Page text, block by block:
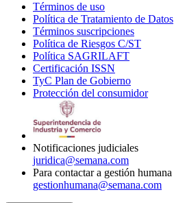
Términos de uso
in
new
window
Política de Tratamiento de Datos
Términos suscripciones
in
Política de Riesgos C/ST
Política SAGRILAFT
new
window
Certificación ISSN
in
new
TyC Plan de Gobierno
in
Protección del consumidorOpens
Notificaciones judiciales
juridica@semana.com
Para contactar a gestión humana
gestionhumana@semana.com